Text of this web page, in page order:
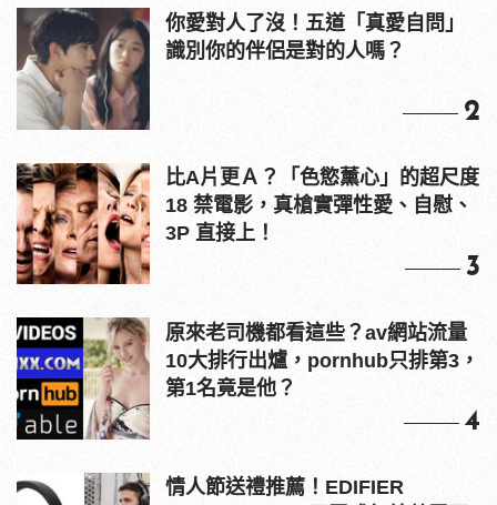
你愛對人了沒！五道「真愛自問」
識別你的伴侶是對的人嗎？
2
比A片更Ａ？「色慾薰心」的超尺度
18 禁電影，真槍實彈性愛、自慰、
3P 直接上！
3
原來老司機都看這些？av網站流量
10大排行出爐，pornhub只排第3，
第1名竟是他？
4
情人節送禮推薦！EDIFIER